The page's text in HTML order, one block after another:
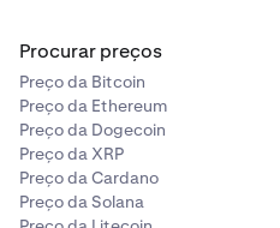
Procurar preços
Preço da Bitcoin
Preço da Ethereum
Preço da Dogecoin
Preço da XRP
Preço da Cardano
Preço da Solana